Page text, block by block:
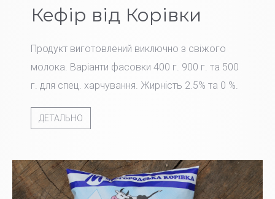
Кефір від Корівки
Продукт виготовлений виключно з свіжого
молока. Варіанти фасовки 400 г. 900 г. та 500
г. для спец. харчування. Жирність 2.5% та 0 %.
ДЕТАЛЬНО